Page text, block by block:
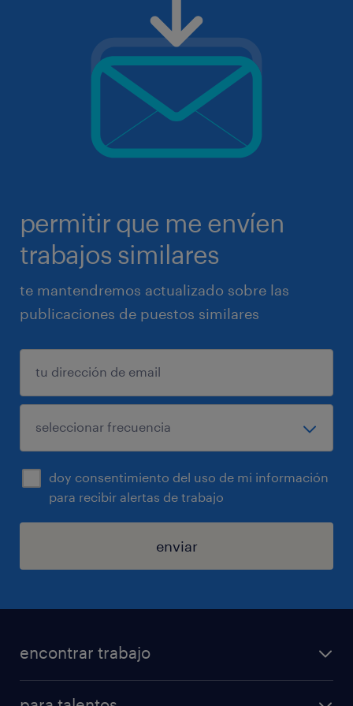
permitir que me envíen
trabajos similares
te mantendremos actualizado sobre las
publicaciones de puestos similares
doy consentimiento del uso de mi información
para recibir alertas de trabajo
enviar
encontrar trabajo